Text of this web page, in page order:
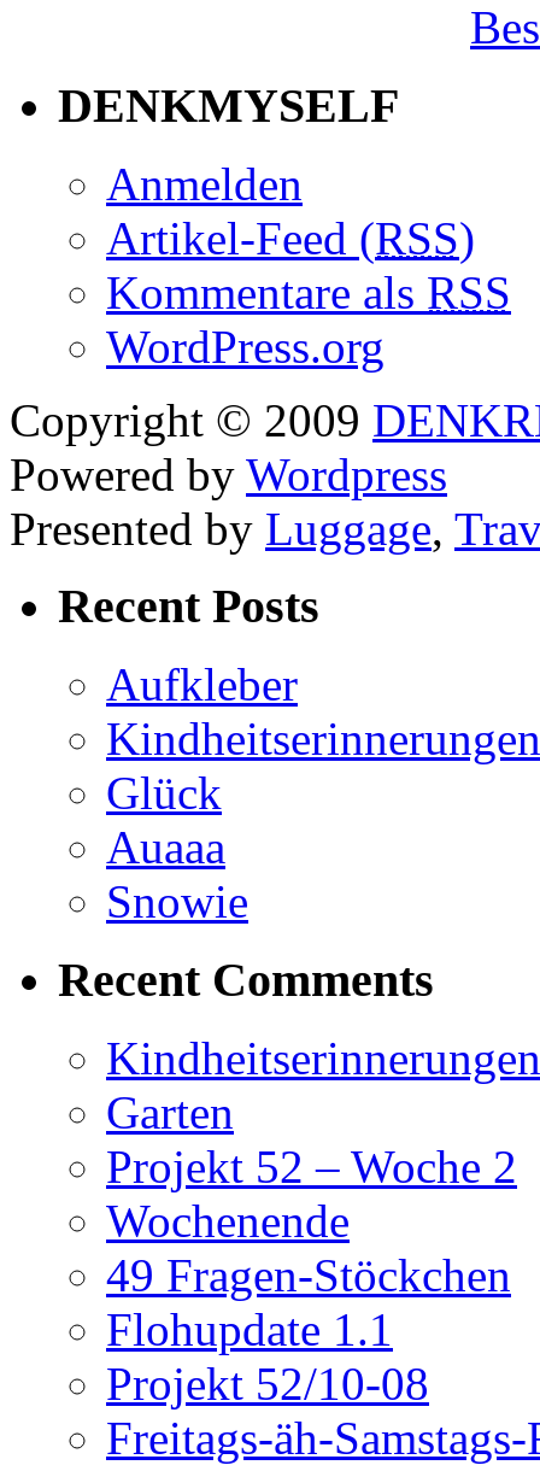
DENKMYSELF
Anmelden
Artikel-Feed (RSS)
Kommentare als RSS
WordPress.org
Copyright © 2009
Powered by Wordpress
Presented by Luggage,
Recent Posts
Aufkleber
Kindheitserinnerungen
Glück
Auaaa
Snowie
Recent Comments
Kindheitserinnerungen
Garten
Projekt 52 – Woche 2
Wochenende
49 Fragen-Stöckchen
Flohupdate 1.1
Projekt 52/10-08
Freitags-äh-